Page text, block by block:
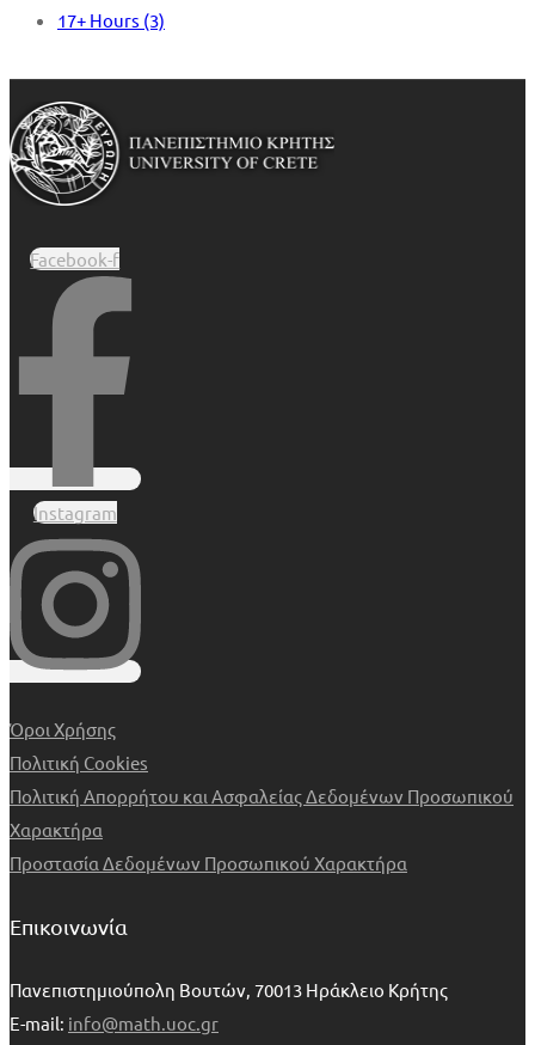
17+ Hours (3)
Facebook-f
Instagram
Όροι Χρήσης
Πολιτική Cookies
Πολιτική Απορρήτου και Ασφαλείας Δεδομένων Προσωπικού
Χαρακτήρα
Προστασία Δεδομένων Προσωπικού Χαρακτήρα
Επικοινωνία
Πανεπιστημιούπολη Βουτών, 70013 Ηράκλειο Κρήτης
E-mail: info@math.uoc.gr